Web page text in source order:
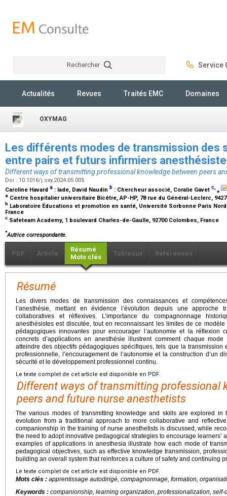
Rechercher Service
Actualités Revues Traités EMC Domaines
OXYMAG
Les différents modes de transmission des
entre pairs et futurs infirmiers
Different ways of transmitting professional knowledge between peers
Doi : 10.1016/j.oxy.2024.05.005
Caroline Havard a : Iade, David Naudin b : Chercheur associé, Coralie Gavet c,⁎
a Centre hospitalier universitaire Bicêtre, AP-HP, 78 rue du Général-Leclerc,
b Laboratoire Éducations et promotion en santé, Université Sorbonne Paris
France
c Safeteam Academy, 1 boulevard Charles-de-Gaulle, 92700 Colombes, France
*Autrice correspondante.
PDF Article
Résumé
Mots clés
Tableaux Références
Résumé
Les divers modes de transmission des connaissances et
l’anesthésie, mettant en évidence l’évolution depuis une approche
collaboratives et réflexives. L’importance du compagnonnage
anesthésistes est discutée, tout en reconnaissant les limites de ce
pédagogiques innovantes pour encourager l’autonomie et la réflexion
concrets d’applications en anesthésie illustrent comment chaque
atteindre des objectifs pédagogiques spécifiques, tels que la transmission
professionnelle, l’encouragement de l’autonomie et la construction d’un
sécurité et le développement professionnel continu.
Le texte complet de cet article est disponible en PDF.
Different ways of transmitting professional
peers and future nurse anesthetists
The various modes of transmitting knowledge and skills are explored in
evolution from a traditional approach to more collaborative and
companionship in the training of nurse anesthetists is discussed, while
the need to adopt innovative pedagogical strategies to encourage learners’
examples of applications in anesthesia illustrate how each mode of
pedagogical objectives, such as effective knowledge transmission,
building an overall system that reinforces a culture of safety and continuing
Le texte complet de cet article est disponible en PDF.
Mots clés : apprentissage autodirigé, compagnonnage, formation,
Keywords : companionship, learning organization, professionalization,